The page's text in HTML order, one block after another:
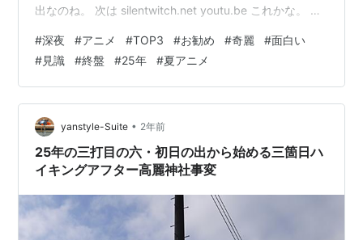
出なのね。 次は silentwitch.net youtu.be これかな。 嫁
お勧め。 kaoruhana-anime.com youtu.be 3番目はこ
れ。 毎回ちょっと「ウルッ」と感情が動く場面有り。 落
ち着いてみるにはお勧め。 んで、TOP3ではないけどダ
ークホース2作は amekimi-anime…
#深夜 #アニメ #TOP3 #お勧め #奇麗 #面白い
#見識 #終盤 #25年 #夏アニメ
yanstyle-Suite • 2年前
25年の三打目の六・初日の出から始める三箇日ハ
イキングアフター高麗神社事変